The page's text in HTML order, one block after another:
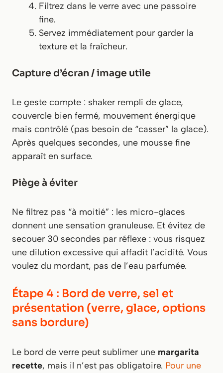
Filtrez dans le verre avec une passoire
fine.
Servez immédiatement pour garder la
texture et la fraîcheur.
Capture d’écran / image utile
Le geste compte : shaker rempli de glace,
couvercle bien fermé, mouvement énergique
mais contrôlé (pas besoin de “casser” la glace).
Après quelques secondes, une mousse fine
apparaît en surface.
Piège à éviter
Ne filtrez pas “à moitié” : les micro-glaces
donnent une sensation granuleuse. Et évitez de
secouer 30 secondes par réflexe : vous risquez
une dilution excessive qui affadit l’acidité. Vous
voulez du mordant, pas de l’eau parfumée.
Étape 4 : Bord de verre, sel et
présentation (verre, glace, options
sans bordure)
Le bord de verre peut sublimer une margarita
recette, mais il n’est pas obligatoire. Pour une